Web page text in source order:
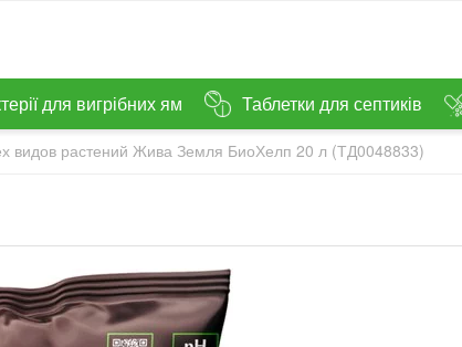
для вигрібних ям Таблетки для септиків
видов растений Жива Земля БиоХелп 20 л (ТД0048833)